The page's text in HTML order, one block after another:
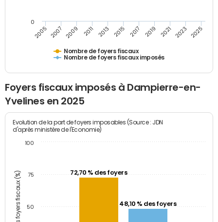
Nombre de foyers fiscaux
Nombre de foyers fiscaux imposés
2005 2007 2009 2011 2013 2015 2017 2019 2021 2023 2025
0
Foyers fiscaux imposés à Dampierre-en-
Yvelines en 2025
Part des foyers fiscaux (%)
Evolution de la part de foyers imposables (Source : JDN
d'après ministère de l'Economie)
72,70 % des foyers
48,10 % des foyers
50
75
100